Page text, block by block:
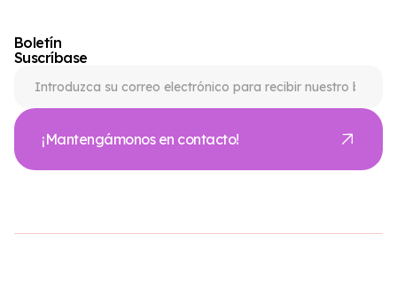
Boletín
Suscríbase
¡Mantengámonos en contacto!